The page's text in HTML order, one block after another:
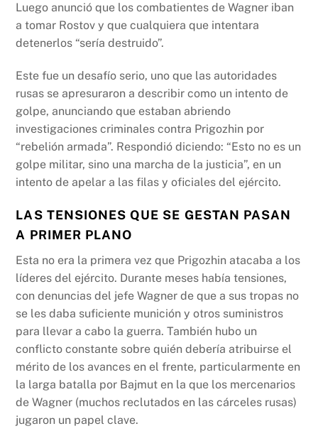
Luego anunció que los combatientes de Wagner iban
a tomar Rostov y que cualquiera que intentara
detenerlos “sería destruido”.
Este fue un desafío serio, uno que las autoridades
rusas se apresuraron a describir como un intento de
golpe, anunciando que estaban abriendo
investigaciones criminales contra Prigozhin por
“rebelión armada”. Respondió diciendo: “Esto no es un
golpe militar, sino una marcha de la justicia”, en un
intento de apelar a las filas y oficiales del ejército.
LAS TENSIONES QUE SE GESTAN PASAN
A PRIMER PLANO
Esta no era la primera vez que Prigozhin atacaba a los
líderes del ejército. Durante meses había tensiones,
con denuncias del jefe Wagner de que a sus tropas no
se les daba suficiente munición y otros suministros
para llevar a cabo la guerra. También hubo un
conflicto constante sobre quién debería atribuirse el
mérito de los avances en el frente, particularmente en
la larga batalla por Bajmut en la que los mercenarios
de Wagner (muchos reclutados en las cárceles rusas)
jugaron un papel clave.